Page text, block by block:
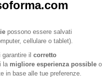
BMI
Cookie policy | Accessibilità | P.IVA